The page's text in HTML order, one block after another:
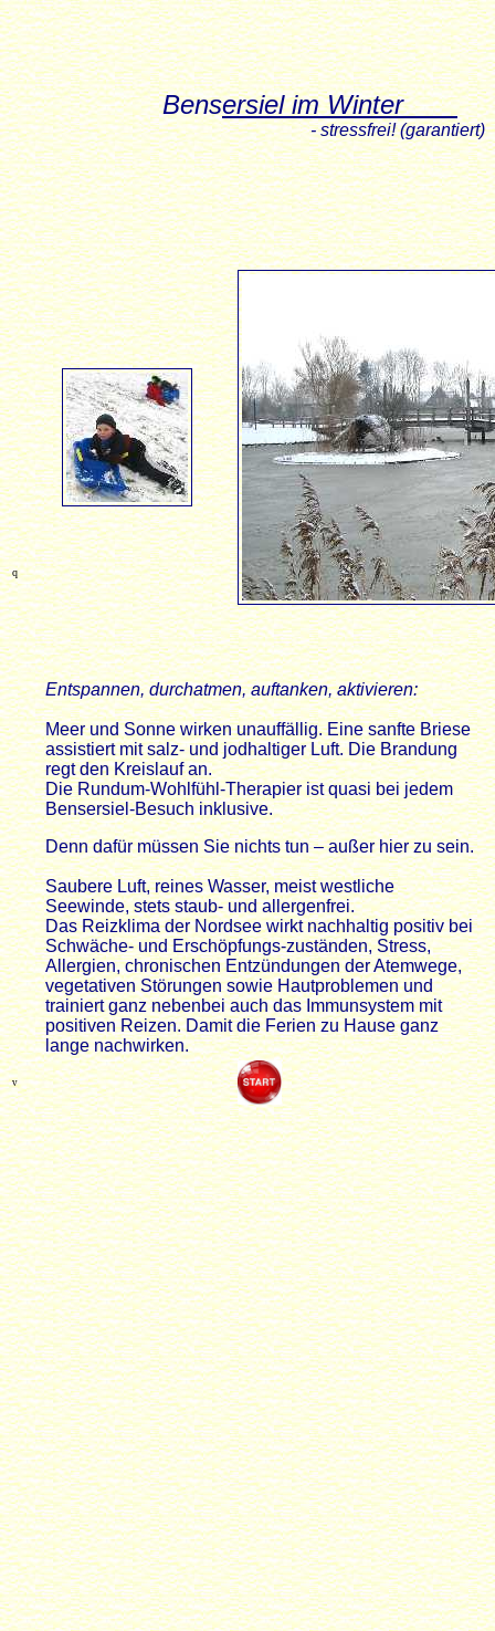
Bensersiel im Winter
- stressfrei!
q
Entspannen, durchatmen, auftanken, aktivieren:
Meer und Sonne wirken unauffällig. Eine sanfte Briese
assistiert mit salz- und jodhaltiger Luft. Die Brandung
regt den Kreislauf an.
Die Rundum-Wohlfühl-Therapier ist quasi bei jedem
Bensersiel-Besuch inklusive.
Denn dafür müssen Sie nichts tun – außer hier zu sein.
Saubere Luft, reines Wasser, meist westliche
Seewinde, stets staub- und allergenfrei.
Das Reizklima der Nordsee wirkt nachhaltig positiv bei
Schwäche- und Erschöpfungs-zuständen, Stress,
Allergien, chronischen Entzündungen der Atemwege,
vegetativen Störungen sowie Hautproblemen und
trainiert ganz nebenbei auch das Immunsystem mit
positiven Reizen. Damit die Ferien zu Hause ganz
lange nachwirken.
v